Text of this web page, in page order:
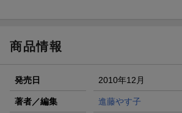
楽天モバイル紹介キャンペーンの拡散で
商品情報
発売日 2010年12月
著者／編集 進藤やす子